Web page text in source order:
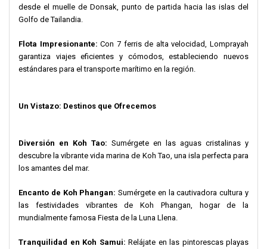
desde el muelle de Donsak, punto de partida hacia las islas del
Golfo de Tailandia.
Flota Impresionante: Con 7 ferris de alta velocidad, Lomprayah
garantiza viajes eficientes y cómodos, estableciendo nuevos
estándares para el transporte marítimo en la región.
Un Vistazo: Destinos que Ofrecemos
Diversión en Koh Tao: Sumérgete en las aguas cristalinas y
descubre la vibrante vida marina de Koh Tao, una isla perfecta para
los amantes del mar.
Encanto de Koh Phangan: Sumérgete en la cautivadora cultura y
las festividades vibrantes de Koh Phangan, hogar de la
mundialmente famosa Fiesta de la Luna Llena.
Tranquilidad en Koh Samui: Relájate en las pintorescas playas